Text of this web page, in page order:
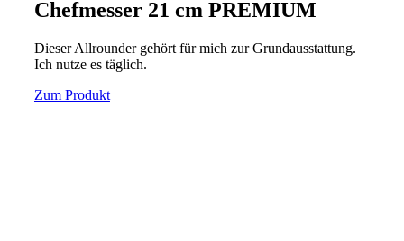
Chefmesser 21 cm PREMIUM
Dieser Allrounder gehört für mich zur Grundausstattung.
Ich nutze es täglich.
Zum Produkt